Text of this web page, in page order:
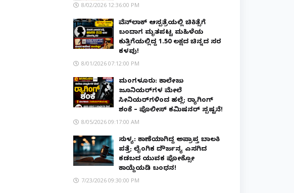
8/02/2026 12:36:00 PM
ವೆನ್‌ಲಾಕ್ ಆಸ್ಪತ್ರೆಯಲ್ಲಿ ಚಿಕಿತ್ಸೆಗೆ
ಬಂದಾಗ ಮೃತಪಟ್ಟ ಮಹಿಳೆಯ
ಕುತ್ತಿಗೆಯಲ್ಲಿದ್ದ ₹1.50 ಲಕ್ಷದ ಚಿನ್ನದ ಸರ
ಕಳವು!
8/01/2026 07:12:00 PM
ಮಂಗಳೂರು: ಕಾಲೇಜು
ಜೂನಿಯರ್‌ಗಳ ಮೇಲೆ
ಸೀನಿಯರ್‌ಗಳಿಂದ ಹಲ್ಲೆ; ರ‌್ಯಾಗಿಂಗ್
ಶಂಕೆ – ಪೊಲೀಸ್ ಕಮಿಷನರ್ ಸ್ಪಷ್ಟನೆ!
8/05/2026 09:17:00 AM
ಸುಳ್ಯ: ಕಾಣೆಯಾಗಿದ್ದ ಅಪ್ರಾಪ್ತ ಬಾಲಕಿ
ಪತ್ತೆ; ಲೈಂಗಿಕ ದೌರ್ಜನ್ಯ ಎಸಗಿದ
ಕಡಬದ ಯುವಕ ಪೋಕ್ಸೋ
ಕಾಯ್ದೆಯಡಿ ಬಂಧನ!
7/23/2026 09:30:00 PM